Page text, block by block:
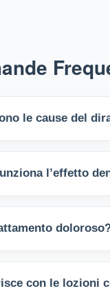
le cause del
rende visibile il cuoio
l’effetto
la
l’illusione di una
con le lozioni